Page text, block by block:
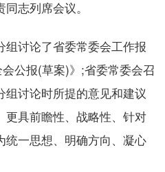
志列席会议。
讨论了省委常委会工作报
公报(草案)》;省委常委会召
讨论时所提的意见和建议
更具前瞻性、战略性、针对
一思想、明确方向、凝心